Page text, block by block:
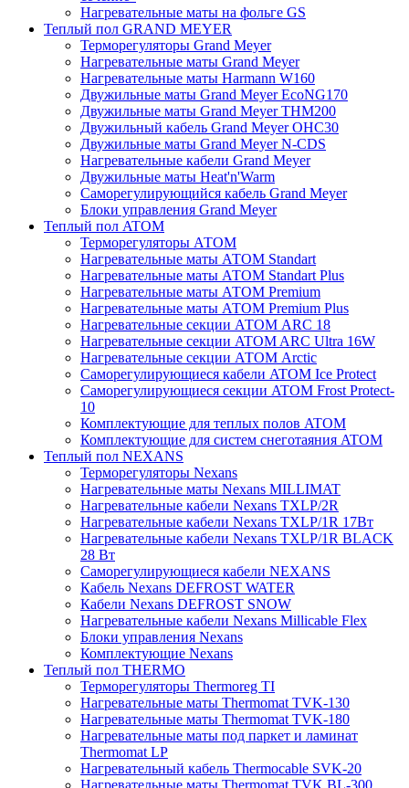
Нагревательные маты на фольге GS
Теплый пол GRAND MEYER
Терморегуляторы Grand Meyer
Нагревательные маты Grand Meyer
Нагревательные маты Harmann W160
Двужильные маты Grand Meyer EcoNG170
Двужильные маты Grand Meyer THM200
Двужильный кабель Grand Meyer OHC30
Двужильные маты Grand Meyer N-CDS
Нагревательные кабели Grand Meyer
Двужильные маты Heat'n'Warm
Саморегулирующийся кабель Grand Meyer
Блоки управления Grand Meyer
Теплый пол ATOM
Терморегуляторы АТОМ
Нагревательные маты АТОМ Standart
Нагревательные маты АТОМ Standart Plus
Нагревательные маты АТОМ Premium
Нагревательные маты АТОМ Premium Plus
Нагревательные секции АТОМ ARC 18
Нагревательные секции ATOM ARC Ultra 16W
Нагревательные секции АТОМ Arctic
Саморегулирующиеся кабели ATOM Ice Protect
Саморегулирующиеся секции ATOM Frost Protect-
10
Комплектующие для теплых полов ATOM
Комплектующие для систем снеготаяния ATOM
Теплый пол NEXANS
Терморегуляторы Nexans
Нагревательные маты Nexans MILLIMAT
Нагревательные кабели Nexans TXLP/2R
Нагревательные кабели Nexans TXLP/1R 17Вт
Нагревательные кабели Nexans TXLP/1R BLACK
28 Вт
Саморегулирующиеся кабели NEXANS
Кабель Nexans DEFROST WATER
Кабели Nexans DEFROST SNOW
Нагревательные кабели Nexans Millicable Flex
Блоки управления Nexans
Комплектующие Nexans
Теплый пол THERMO
Терморегуляторы Thermoreg TI
Нагревательные маты Thermomat TVK-130
Нагревательные маты Thermomat TVK-180
Нагревательные маты под паркет и ламинат
Thermomat LP
Нагревательный кабель Thermocable SVK-20
Нагревательные маты Thermomat TVK BL-300